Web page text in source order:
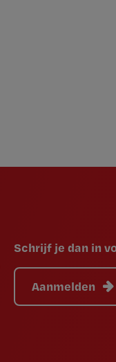
Schrijf je dan in
Aanmelden